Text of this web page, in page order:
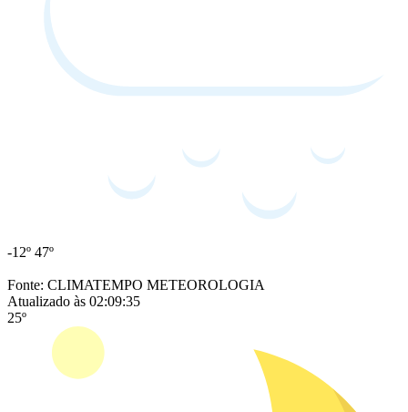
-12º 47º
Fonte: CLIMATEMPO METEOROLOGIA
Atualizado às 02:09:35
25º